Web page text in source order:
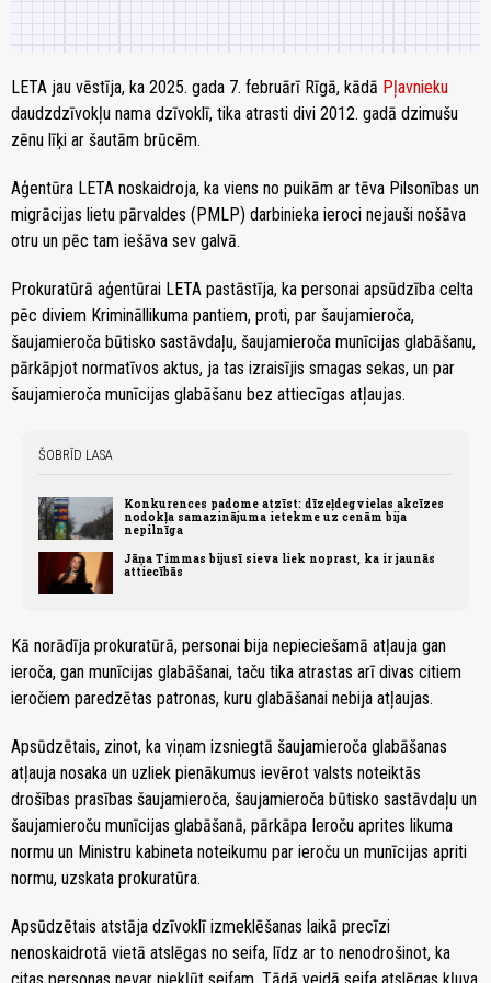
LETA jau vēstīja, ka 2025. gada 7. februārī Rīgā, kādā Pļavnieku
daudzdzīvokļu nama dzīvoklī, tika atrasti divi 2012. gadā dzimušu
zēnu līķi ar šautām brūcēm.
Aģentūra LETA noskaidroja, ka viens no puikām ar tēva Pilsonības un
migrācijas lietu pārvaldes (PMLP) darbinieka ieroci nejauši nošāva
otru un pēc tam iešāva sev galvā.
Prokuratūrā aģentūrai LETA pastāstīja, ka personai apsūdzība celta
pēc diviem Krimināllikuma pantiem, proti, par šaujamieroča,
šaujamieroča būtisko sastāvdaļu, šaujamieroča munīcijas glabāšanu,
pārkāpjot normatīvos aktus, ja tas izraisījis smagas sekas, un par
šaujamieroča munīcijas glabāšanu bez attiecīgas atļaujas.
ŠOBRĪD LASA
Konkurences padome atzīst: dīzeļdegvielas akcīzes
nodokļa samazinājuma ietekme uz cenām bija
nepilnīga
Jāņa Timmas bijusī sieva liek noprast, ka ir jaunās
attiecībās
Kā norādīja prokuratūrā, personai bija nepieciešamā atļauja gan
ieroča, gan munīcijas glabāšanai, taču tika atrastas arī divas citiem
ieročiem paredzētas patronas, kuru glabāšanai nebija atļaujas.
Apsūdzētais, zinot, ka viņam izsniegtā šaujamieroča glabāšanas
atļauja nosaka un uzliek pienākumus ievērot valsts noteiktās
drošības prasības šaujamieroča, šaujamieroča būtisko sastāvdaļu un
šaujamieroču munīcijas glabāšanā, pārkāpa Ieroču aprites likuma
normu un Ministru kabineta noteikumu par ieroču un munīcijas apriti
normu, uzskata prokuratūra.
Apsūdzētais atstāja dzīvoklī izmeklēšanas laikā precīzi
nenoskaidrotā vietā atslēgas no seifa, līdz ar to nenodrošinot, ka